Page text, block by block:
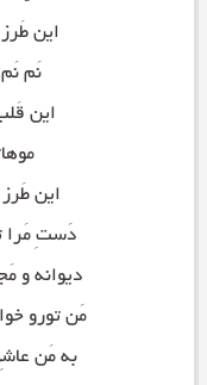
این
نَم
این
این
دَستِ مَرا
دیوانه و
مَن تورو
به مَن